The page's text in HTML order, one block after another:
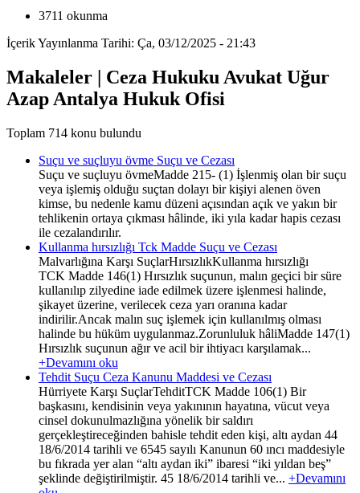
3711 okunma
İçerik Yayınlanma Tarihi: Ça, 03/12/2025 - 21:43
Makaleler | Ceza Hukuku Avukat Uğur
Azap Antalya Hukuk Ofisi
Toplam 714 konu bulundu
Suçu ve suçluyu övme Suçu ve Cezası
Suçu ve suçluyu övmeMadde 215- (1) İşlenmiş olan bir suçu
veya işlemiş olduğu suçtan dolayı bir kişiyi alenen öven
kimse, bu nedenle kamu düzeni açısından açık ve yakın bir
tehlikenin ortaya çıkması hâlinde, iki yıla kadar hapis cezası
ile cezalandırılır.
Kullanma hırsızlığı Tck Madde Suçu ve Cezası
Malvarlığına Karşı SuçlarHırsızlıkKullanma hırsızlığı
TCK Madde 146(1) Hırsızlık suçunun, malın geçici bir süre
kullanılıp zilyedine iade edilmek üzere işlenmesi halinde,
şikayet üzerine, verilecek ceza yarı oranına kadar
indirilir.Ancak malın suç işlemek için kullanılmış olması
halinde bu hüküm uygulanmaz.Zorunluluk hâliMadde 147(1)
Hırsızlık suçunun ağır ve acil bir ihtiyacı karşılamak...
+Devamını oku
Tehdit Suçu Ceza Kanunu Maddesi ve Cezası
Hürriyete Karşı SuçlarTehditTCK Madde 106(1) Bir
başkasını, kendisinin veya yakınının hayatına, vücut veya
cinsel dokunulmazlığına yönelik bir saldırı
gerçekleştireceğinden bahisle tehdit eden kişi, altı aydan 44
18/6/2014 tarihli ve 6545 sayılı Kanunun 60 ıncı maddesiyle
bu fıkrada yer alan “altı aydan iki” ibaresi “iki yıldan beş”
şeklinde değiştirilmiştir. 45 18/6/2014 tarihli ve... +Devamını